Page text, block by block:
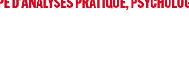
D’ANALYSES PRATIQUE,